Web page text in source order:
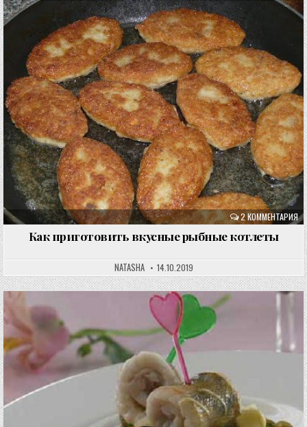
2 КОММЕНТАРИЯ
Как приготовить вкусные рыбные котлеты
NATASHA 14.10.2019